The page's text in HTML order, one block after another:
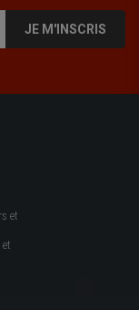
JE M'INSCRIS
et